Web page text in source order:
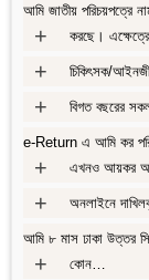
আমি জাতীয় পরিচয়পত্রে
করছে।
+
চিকিৎসক/
+
বিগত বছরের
+
e-Return এ আমি কর
এখনও আয়কর
+
অনলাইনে
+
আমি ৮ মাস ঢাকা উত্তর
কোন…
+